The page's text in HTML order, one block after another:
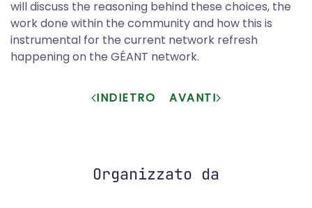
will discuss the reasoning behind these choices, the
work done within the community and how this is
instrumental for the current network refresh
happening on the GÉANT network.
INDIETRO AVANTI
Organizzato da